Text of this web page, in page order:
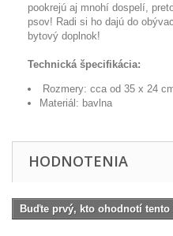
pookrejú aj mnohí dospelí
psov! Radi si ho dajú do
bytový doplnok!
Technická špecifikácia:
Rozmery: cca od 35 x 24
Materiál: bavlna
HODNOTENIA
Buďte prvý, kto ohodnotí tento